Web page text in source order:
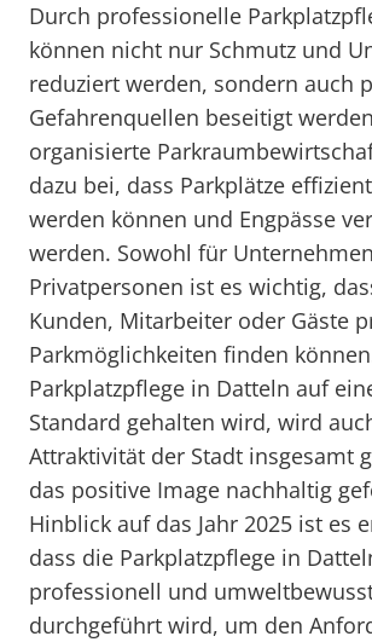
Durch professionelle
können nicht nur Schmutz und
reduziert werden, sondern auch
Gefahrenquellen beseitigt
organisierte
dazu bei, dass Parkplätze
werden können und Engpässe
werden. Sowohl für
Privatpersonen ist es wichtig,
Kunden, Mitarbeiter oder Gäste
Parkmöglichkeiten finden
Parkplatzpflege in Datteln auf
Standard gehalten wird, wird
Attraktivität der Stadt insgesamt
das positive Image nachhaltig
Hinblick auf das Jahr 2025 ist es
dass die Parkplatzpflege in
professionell und
durchgeführt wird, um den